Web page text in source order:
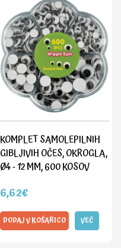
KOMPLET SAMOLEPILNIH
GIBLJIVIH OČES, OKROGLA,
Ø4 - 12 MM, 600 KOSOV
6,62€
DODAJ V KOŠARICO VEČ